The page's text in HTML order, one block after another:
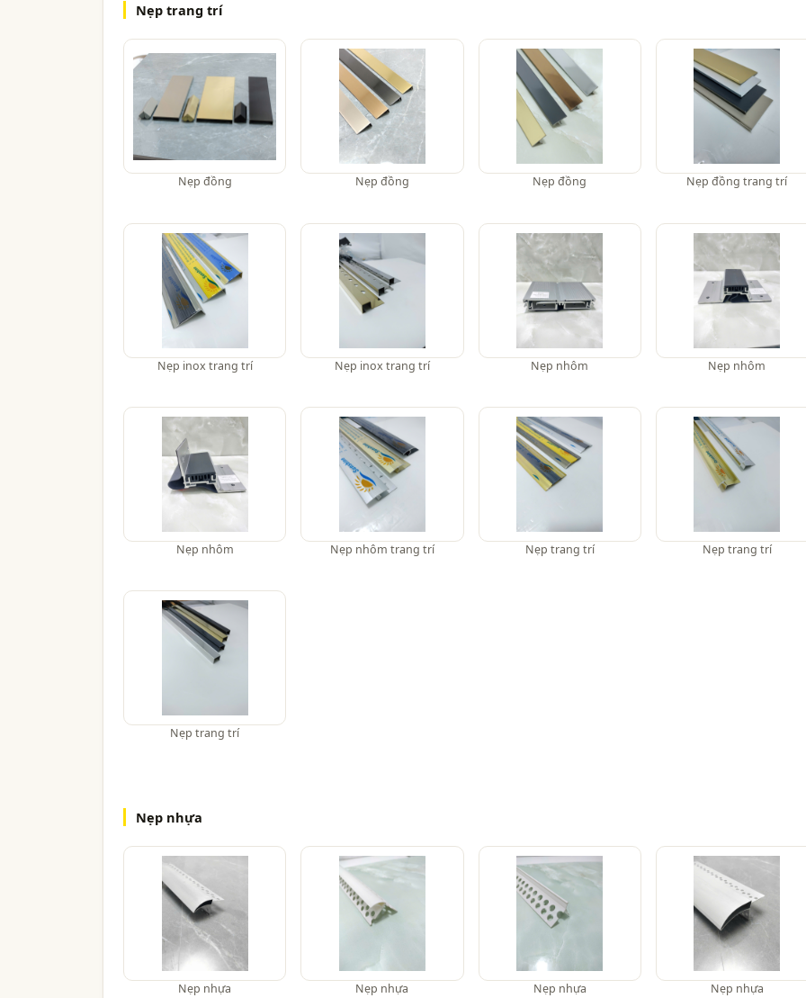
Nẹp trang trí
Nẹp đồng Nẹp đồng Nẹp đồng Nẹp đồng trang trí
Nẹp inox trang trí Nẹp inox trang trí Nẹp nhôm Nẹp nhôm
Nẹp nhôm Nẹp nhôm trang trí Nẹp trang trí Nẹp trang trí
Nẹp trang trí
Nẹp nhựa
Nẹp nhựa Nẹp nhựa Nẹp nhựa Nẹp nhựa